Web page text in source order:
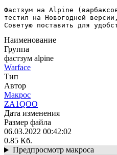
Фастзум на Alpine
тестил на Новогодней
Советую поставить для
Наименование
Группа
фастзум alpine
Warface
Тип
Автор
Макрос
ZA1QOO
Дата изменения
Размер файла
06.03.2022 00:42:02
0.85 Кб.
Предпросмотр макроса